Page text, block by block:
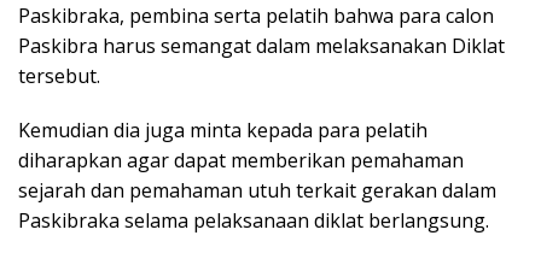
Paskibraka, pembina serta pelatih bahwa para calon
Paskibra harus semangat dalam melaksanakan Diklat
tersebut.
Kemudian dia juga minta kepada para pelatih
diharapkan agar dapat memberikan pemahaman
sejarah dan pemahaman utuh terkait gerakan dalam
Paskibraka selama pelaksanaan diklat berlangsung.